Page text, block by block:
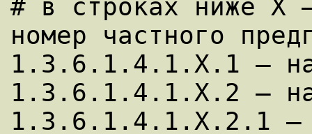
# в строках ниже X
номер частного
1.3.6.1.4.1.X.1 —
1.3.6.1.4.1.X.2 —
1.3.6.1.4.1.X.2.1 —